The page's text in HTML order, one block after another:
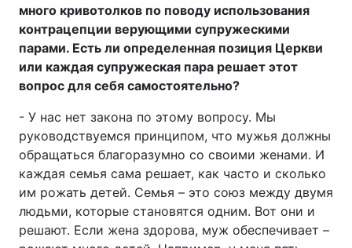
много кривотолков по поводу использования
контрацепции верующими супружескими
парами. Есть ли определенная позиция Церкви
или каждая супружеская пара решает этот
вопрос для себя самостоятельно?
- У нас нет закона по этому вопросу. Мы
руководствуемся принципом, что мужья должны
обращаться благоразумно со своими женами. И
каждая семья сама решает, как часто и сколько
им рожать детей. Семья – это союз между двумя
людьми, которые становятся одним. Вот они и
решают. Если жена здорова, муж обеспечивает –